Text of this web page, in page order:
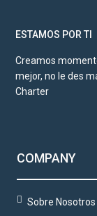
ESTAMOS POR TI
Creamos
mejor, no le des
Charter
COMPANY
Sobre Nosotros